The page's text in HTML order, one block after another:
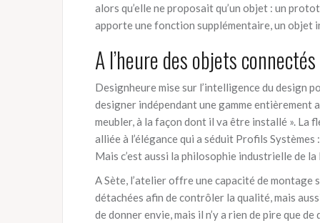
alors qu’elle ne proposait qu’un objet : un
apporte une fonction supplémentaire, un objet
A l’heure des objets connectés
Designheure mise sur l’intelligence du design
designer indépendant une gamme entièrement
meubler, à la façon dont il va être installé ».
alliée à l’élégance qui a séduit Profils
Mais c’est aussi la philosophie industrielle de
A Sète, l’atelier offre une capacité de
détachées afin de contrôler la qualité, mais
de donner envie, mais il n’y a rien de pire que